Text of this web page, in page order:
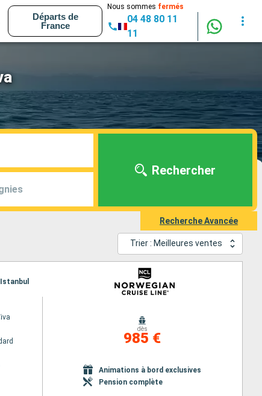
Départs de
France
Nous sommes fermés
04 48 80 11
11
Rechercher
Recherche Avancée
Trier : Meilleures ventes
dès
985 €
Animations à bord exclusives
Pension complète